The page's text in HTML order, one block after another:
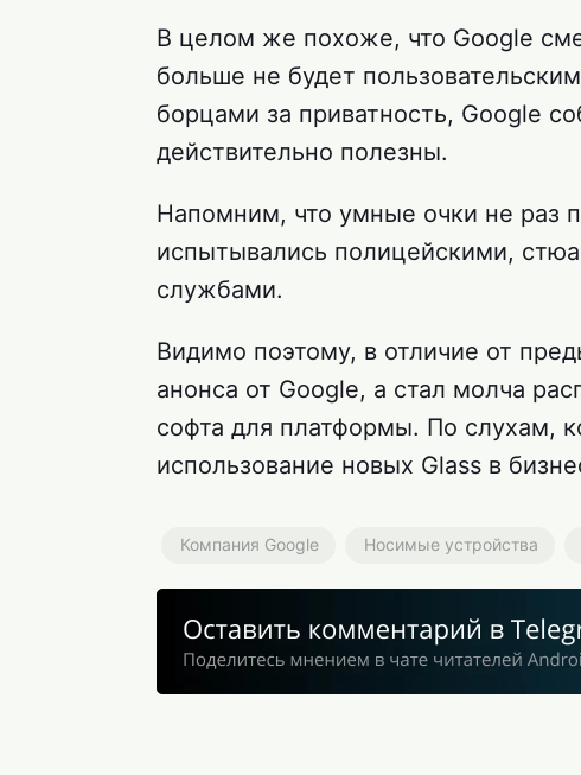
В целом же похоже, что Google
больше не будет
борцами за приватность, Google
действительно полезны.
Напомним, что умные очки не раз
испытывались полицейскими,
службами.
Видимо поэтому, в отличие от
анонса от Google, а стал молча
софта для платформы. По слухам,
использование новых Glass в
Компания Google Носимые устройства